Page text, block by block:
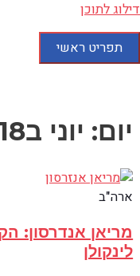
דילוג לתוכן
תפריט ראשי
יום: יוני ב18, 2026
ארה"ב
מריאן אנדרסון:
לינקולן